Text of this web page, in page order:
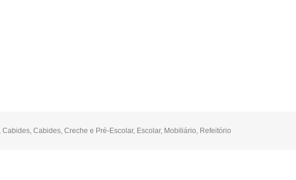
Cabides, Cabides, Creche e Pré-Escolar, Escolar, Mobiliário, Refeitório